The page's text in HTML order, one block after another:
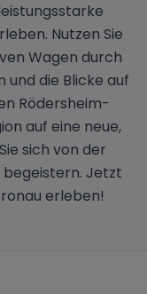
Nutzen Sie
Wagen durch
und die Blicke auf
Rödersheim-
auf eine neue,
sich von der
begeistern. Jetzt
erleben!